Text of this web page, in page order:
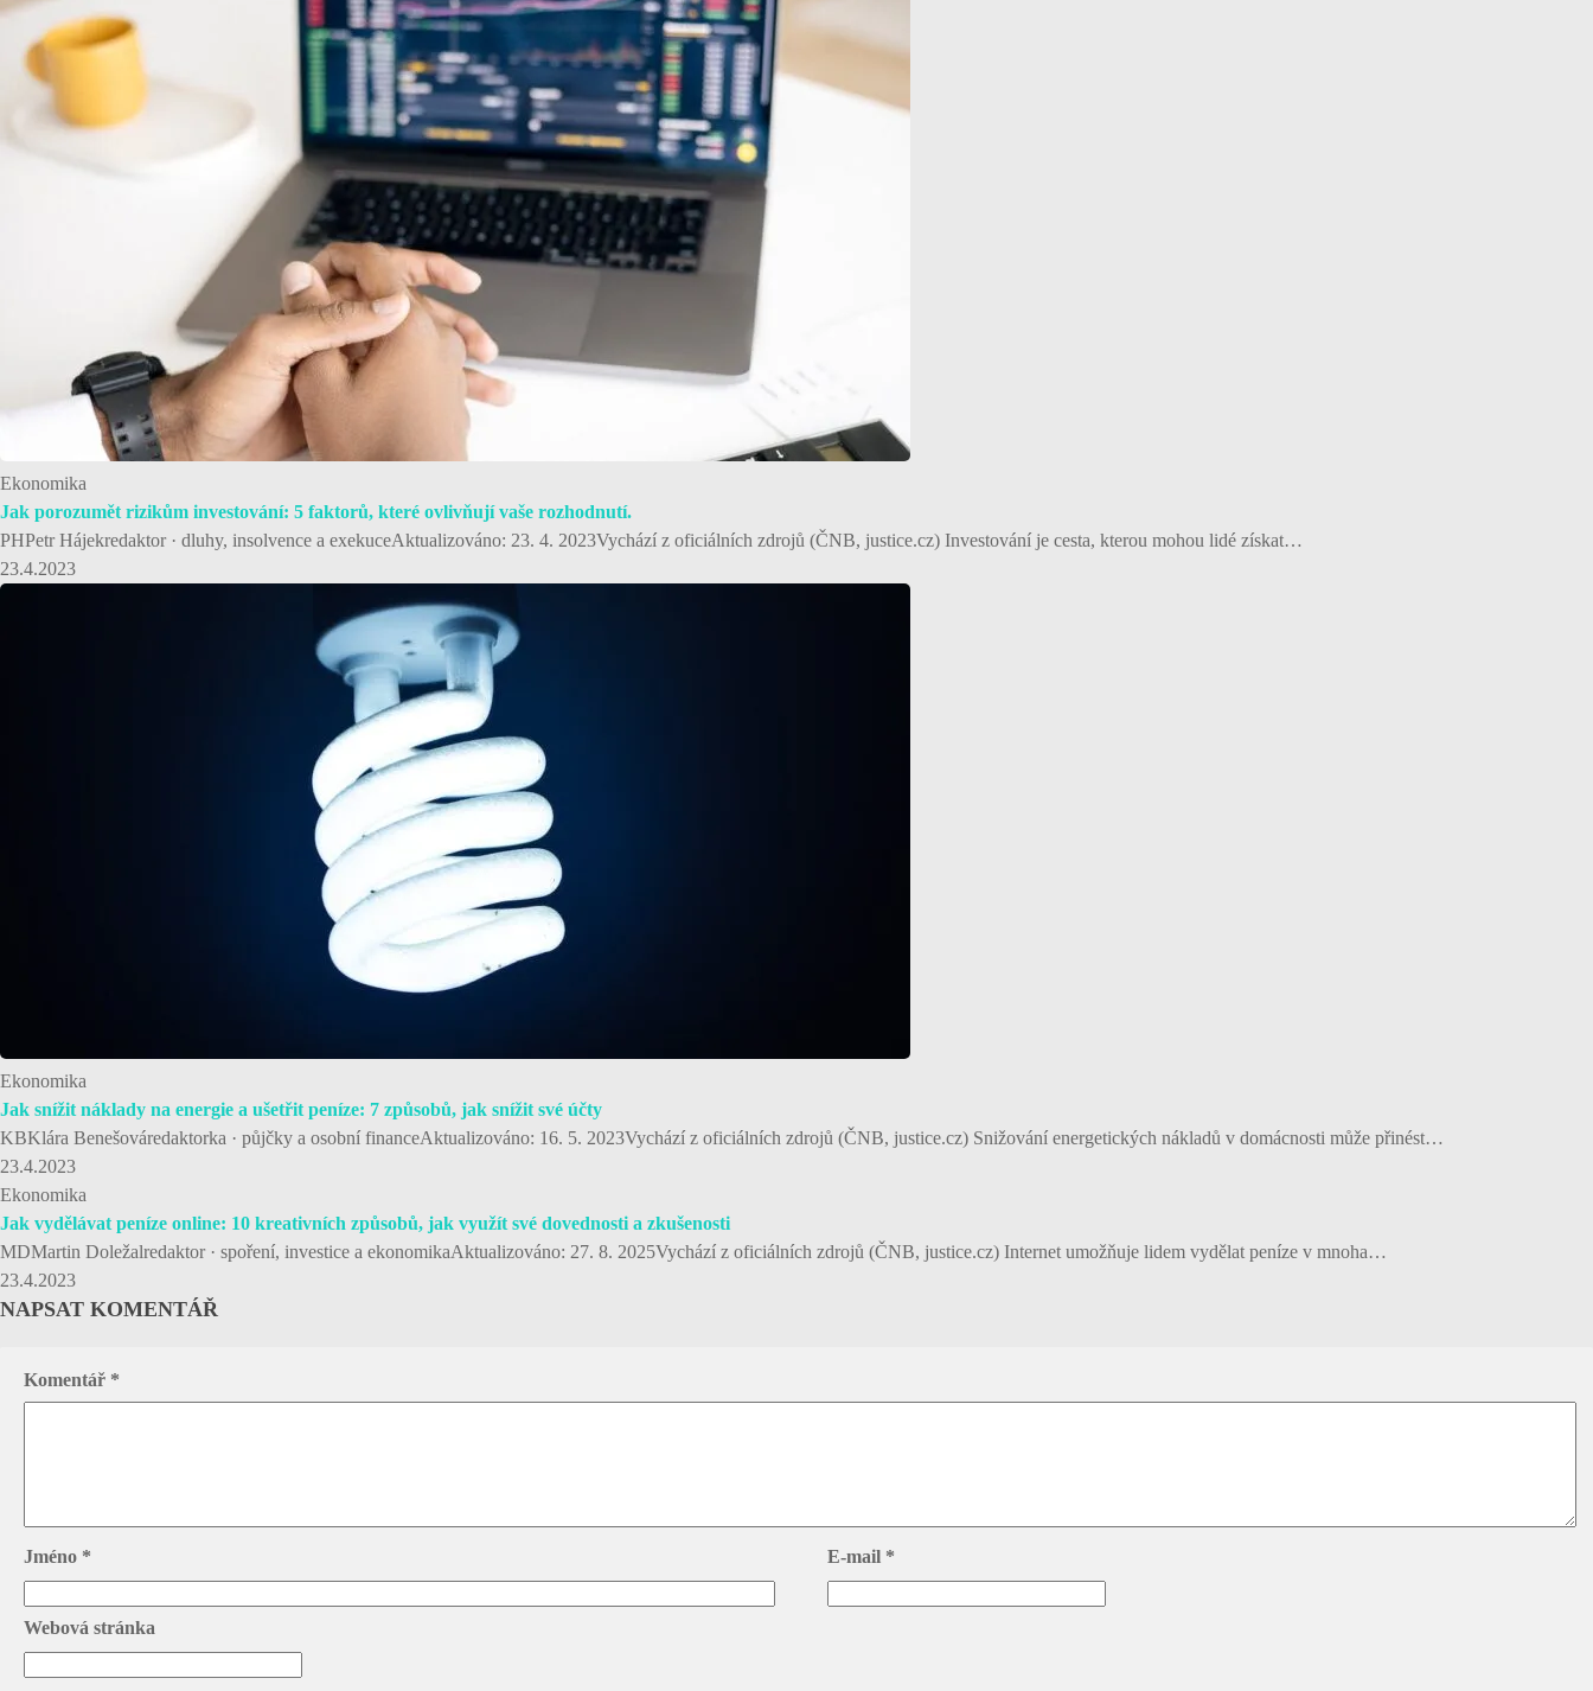
Ekonomika
Jak porozumět rizikům investování: 5 faktorů, které ovlivňují vaše rozhodnutí.
PHPetr Hájekredaktor · dluhy, insolvence a exekuceAktualizováno: 23. 4. 2023Vychází z oficiálních zdrojů (ČNB, justice.cz) Investování je cesta, kterou mohou lidé získat…
23.4.2023
Ekonomika
Jak snížit náklady na energie a ušetřit peníze: 7 způsobů, jak snížit své účty
KBKlára Benešováredaktorka · půjčky a osobní financeAktualizováno: 16. 5. 2023Vychází z oficiálních zdrojů (ČNB, justice.cz) Snižování energetických nákladů v domácnosti může přinést…
23.4.2023
Ekonomika
Jak vydělávat peníze online: 10 kreativních způsobů, jak využít své dovednosti a zkušenosti
MDMartin Doležalredaktor · spoření, investice a ekonomikaAktualizováno: 27. 8. 2025Vychází z oficiálních zdrojů (ČNB, justice.cz) Internet umožňuje lidem vydělat peníze v mnoha…
23.4.2023
NAPSAT KOMENTÁŘ
Komentář *
Jméno * E-mail *
Webová stránka